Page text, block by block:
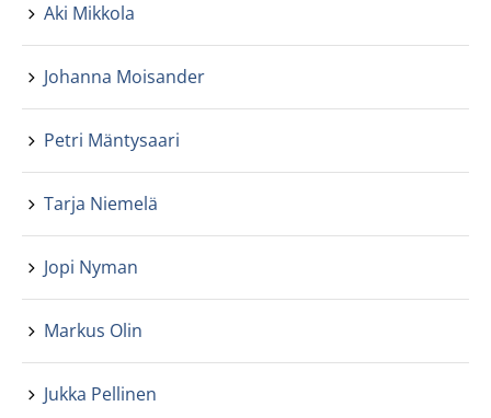
Aki Mikkola
Johanna Moisander
Petri Mäntysaari
Tarja Niemelä
Jopi Nyman
Markus Olin
Jukka Pellinen